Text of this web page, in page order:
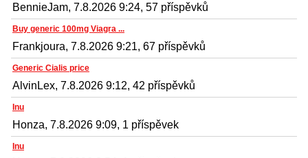
BennieJam, 7.8.2026 9:24, 57 příspěvků
Buy generic 100mg Viagra ...
Frankjoura, 7.8.2026 9:21, 67 příspěvků
Generic Cialis price
AlvinLex, 7.8.2026 9:12, 42 příspěvků
Inu
Honza, 7.8.2026 9:09, 1 příspěvek
Inu